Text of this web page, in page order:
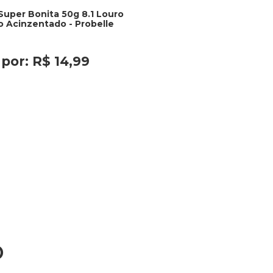
Bonita 50g 8.1 Louro
Acinzentado - Probelle
por: R$ 14,99